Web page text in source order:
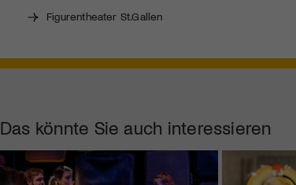
Figurentheater St.Gallen
Das könnte Sie auch interessieren